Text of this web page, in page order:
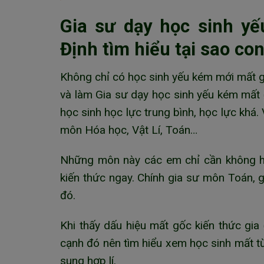
Gia sư dạy học sinh
Định tìm hiểu tại sao
Không chỉ có học sinh yếu kém mới mất
và làm Gia sư dạy học sinh yếu kém
học sinh học lực trung bình, học lực
môn Hóa học, Vật Lí, Toán…
Những môn này các em chỉ cần
kiến thức ngay. Chính gia sư môn
đó.
Khi thấy dấu hiệu mất gốc kiến thức
cạnh đó nên tìm hiểu xem học sinh mất
sung hợp lí.